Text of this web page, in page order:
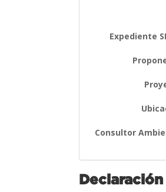
Expediente
Consultor